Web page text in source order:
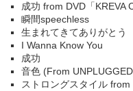
成功 from DVD「KREVA
瞬間speechless
生まれてきてありがとう
I Wanna Know You
成功
音色 (From
ストロングスタイル